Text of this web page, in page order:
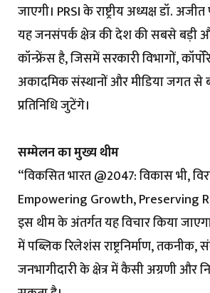
जाएगी। PRSI के राष्ट्रीय अध्यक्ष डॉ.
यह जनसंपर्क क्षेत्र की देश की सबसे बड़ी और
कॉन्फ्रेंस है, जिसमें सरकारी विभागों,
अकादमिक संस्थानों और मीडिया जगत से
प्रतिनिधि जुटेंगे।
सम्मेलन का मुख्य थीम
“विकसित भारत @2047: विकास भी,
Empowering Growth, Preserving
इस थीम के अंतर्गत यह विचार किया
में पब्लिक रिलेशंस राष्ट्रनिर्माण, तकनीक,
जनभागीदारी के क्षेत्र में कैसी अग्रणी और